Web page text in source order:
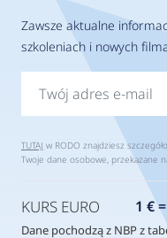
Zawsze aktualne
szkoleniach i nowych
TUTAJ w RODO znajdziesz
Twoje dane osobowe, przekazane
KURS EURO 1 € =
Dane pochodzą z NBP z